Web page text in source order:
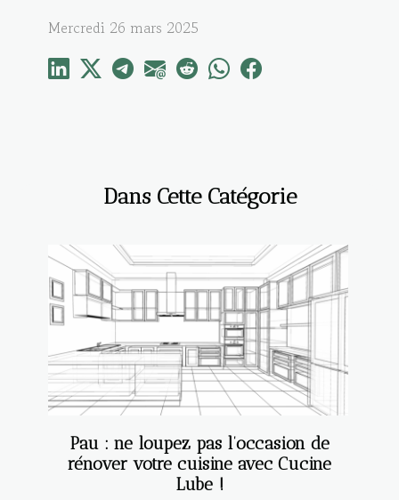
Mercredi 26 mars 2025
Dans Cette Catégorie
Pau : ne loupez pas l’occasion de
rénover votre cuisine avec Cucine
Lube !